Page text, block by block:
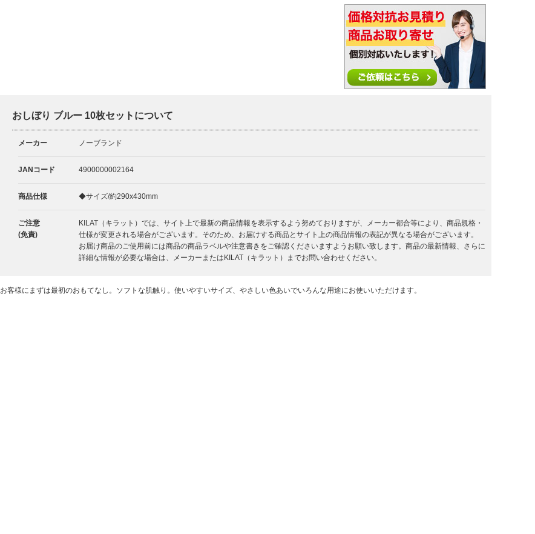
おしぼり ブルー 10枚セットについて
メーカー ノーブランド
JANコード 4900000002164
商品仕様 ◆サイズ/約290x430mm
ご注意
(免責)
KILAT（キラット）では、サイト上で最新の商品情報を表示するよう努めておりますが、メーカー都合等により、商品規格・
仕様が変更される場合がございます。そのため、お届けする商品とサイト上の商品情報の表記が異なる場合がございます。
お届け商品のご使用前には商品の商品ラベルや注意書きをご確認くださいますようお願い致します。商品の最新情報、さらに
詳細な情報が必要な場合は、メーカーまたはKILAT（キラット）までお問い合わせください。
お客様にまずは最初のおもてなし。ソフトな肌触り。使いやすいサイズ、やさしい色あいでいろんな用途にお使いいただけます。